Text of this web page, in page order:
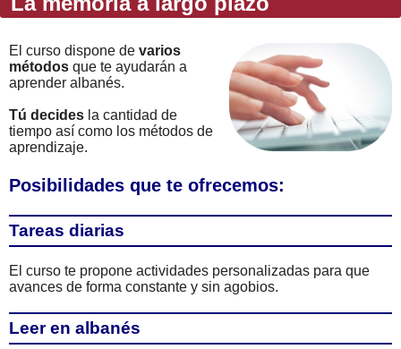
El curso dispone de varios
métodos que te ayudarán a
aprender albanés.
Tú decides la cantidad de
tiempo así como los métodos de
aprendizaje.
Posibilidades que te ofrecemos:
Tareas diarias
El curso te propone actividades personalizadas para que
avances de forma constante y sin agobios.
Leer en albanés